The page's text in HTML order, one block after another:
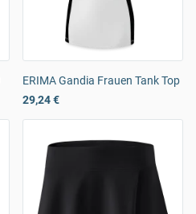
ERIMA Gandia Frauen Tank Top
29,24 €